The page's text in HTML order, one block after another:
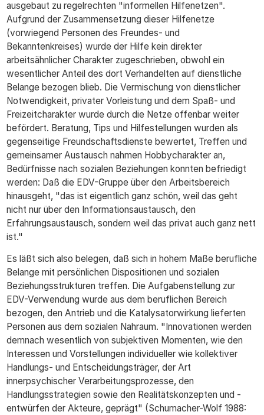
ausgebaut zu regelrechten "informellen Hilfenetzen".
Aufgrund der Zusammensetzung dieser Hilfenetze
(vorwiegend Personen des Freundes- und
Bekanntenkreises) wurde der Hilfe kein direkter
arbeitsähnlicher Charakter zugeschrieben, obwohl ein
wesentlicher Anteil des dort Verhandelten auf dienstliche
Belange bezogen blieb. Die Vermischung von dienstlicher
Notwendigkeit, privater Vorleistung und dem Spaß- und
Freizeitcharakter wurde durch die Netze offenbar weiter
befördert. Beratung, Tips und Hilfestellungen wurden als
gegenseitige Freundschaftsdienste bewertet, Treffen und
gemeinsamer Austausch nahmen Hobbycharakter an,
Bedürfnisse nach sozialen Beziehungen konnten befriedigt
werden: Daß die EDV-Gruppe über den Arbeitsbereich
hinausgeht, "das ist eigentlich ganz schön, weil das geht
nicht nur über den Informationsaustausch, den
Erfahrungsaustausch, sondern weil das privat auch ganz nett
ist."
Es läßt sich also belegen, daß sich in hohem Maße berufliche
Belange mit persönlichen Dispositionen und sozialen
Beziehungsstrukturen treffen. Die Aufgabenstellung zur
EDV-Verwendung wurde aus dem beruflichen Bereich
bezogen, den Antrieb und die Katalysatorwirkung lieferten
Personen aus dem sozialen Nahraum. "Innovationen werden
demnach wesentlich von subjektiven Momenten, wie den
Interessen und Vorstellungen individueller wie kollektiver
Handlungs- und Entscheidungsträger, der Art
innerpsychischer Verarbeitungsprozesse, den
Handlungsstrategien sowie den Realitätskonzepten und -
entwürfen der Akteure, geprägt" (Schumacher-Wolf 1988: